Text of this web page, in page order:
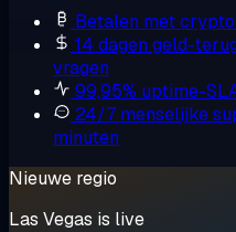
Betalen met crypto
14 dagen geld-
vragen
99,95% uptime-
24/7 menselijke
minuten
Nieuwe regio
Las Vegas is live